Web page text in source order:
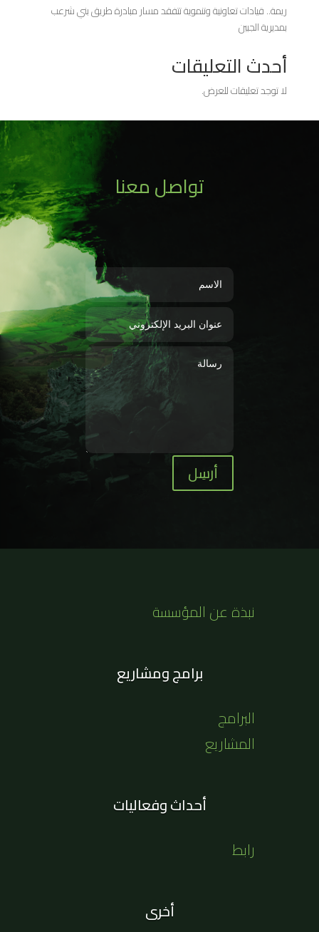
ريمة.. قيادات تعاونية وتنموية تتفقد مسار مبادرة طريق بني شرعب
بمديرية الجبين
أحدث التعليقات
لا توجد تعليقات للعرض.
تواصل معنا
أرسِل
نبذة عن المؤسسة
برامج ومشاريع
البرامج
المشاريع
أحداث وفعاليات
رابط
أخرى